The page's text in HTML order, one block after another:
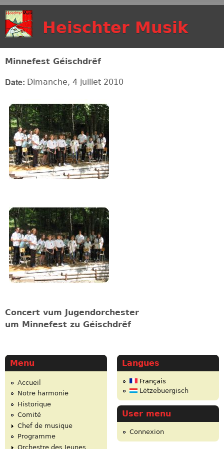
principal
Heischter Musik
Minnefest Géischdrëf
Date: Dimanche, 4 juillet 2010
Concert vum Jugendorchester
um Minnefest zu Géischdrëf
Menu
Accueil
Notre harmonie
Historique
Comité
Chef de musique
Programme
Orchestre des Jeunes
Langues
Français
Lëtzebuergisch
User menu
Connexion